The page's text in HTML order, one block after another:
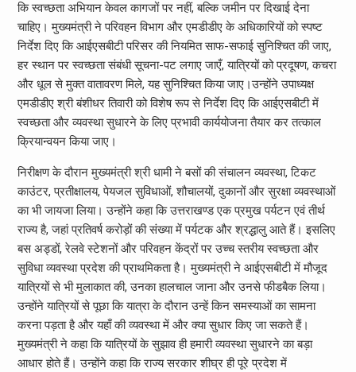
कि स्वच्छता अभियान केवल कागजों पर नहीं, बल्कि जमीन पर दिखाई देना
चाहिए। मुख्यमंत्री ने परिवहन विभाग और एमडीडीए के अधिकारियों को स्पष्ट
निर्देश दिए कि आईएसबीटी परिसर की नियमित साफ-सफाई सुनिश्चित की जाए,
हर स्थान पर स्वच्छता संबंधी सूचना-पट लगाए जाएँ, यात्रियों को प्रदूषण, कचरा
और धूल से मुक्त वातावरण मिले, यह सुनिश्चित किया जाए।उन्होंने उपाध्यक्ष
एमडीडीए श्री बंशीधर तिवारी को विशेष रूप से निर्देश दिए कि आईएसबीटी में
स्वच्छता और व्यवस्था सुधारने के लिए प्रभावी कार्ययोजना तैयार कर तत्काल
क्रियान्वयन किया जाए।
निरीक्षण के दौरान मुख्यमंत्री श्री धामी ने बसों की संचालन व्यवस्था, टिकट
काउंटर, प्रतीक्षालय, पेयजल सुविधाओं, शौचालयों, दुकानों और सुरक्षा व्यवस्थाओं
का भी जायजा लिया। उन्होंने कहा कि उत्तराखण्ड एक प्रमुख पर्यटन एवं तीर्थ
राज्य है, जहां प्रतिवर्ष करोड़ों की संख्या में पर्यटक और श्रद्धालु आते हैं। इसलिए
बस अड्डों, रेलवे स्टेशनों और परिवहन केंद्रों पर उच्च स्तरीय स्वच्छता और
सुविधा व्यवस्था प्रदेश की प्राथमिकता है। मुख्यमंत्री ने आईएसबीटी में मौजूद
यात्रियों से भी मुलाकात की, उनका हालचाल जाना और उनसे फीडबैक लिया।
उन्होंने यात्रियों से पूछा कि यात्रा के दौरान उन्हें किन समस्याओं का सामना
करना पड़ता है और यहाँ की व्यवस्था में और क्या सुधार किए जा सकते हैं।
मुख्यमंत्री ने कहा कि यात्रियों के सुझाव ही हमारी व्यवस्था सुधारने का बड़ा
आधार होते हैं। उन्होंने कहा कि राज्य सरकार शीघ्र ही पूरे प्रदेश में